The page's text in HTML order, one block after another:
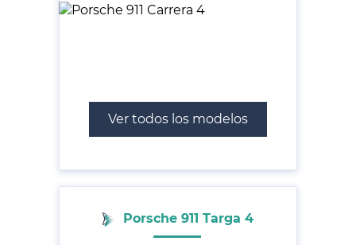
Ver todos los modelos
Porsche 911 Targa 4